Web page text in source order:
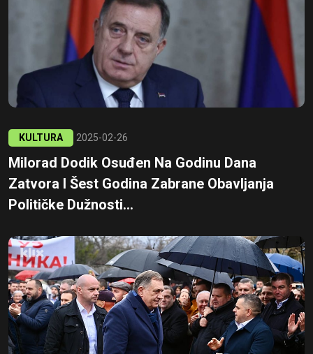
KULTURA 2025-02-26
Milorad Dodik Osuđen Na Godinu Dana
Zatvora I Šest Godina Zabrane Obavljanja
Političke Dužnosti...